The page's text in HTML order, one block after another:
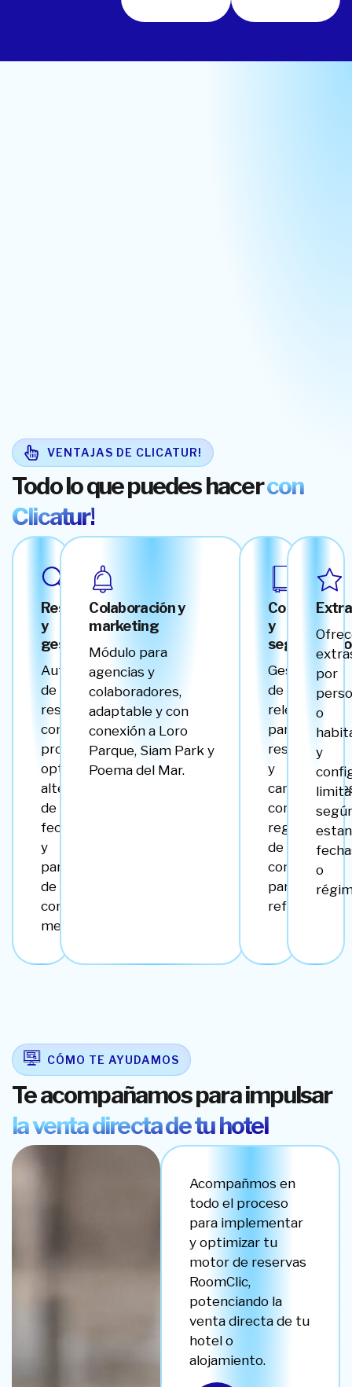
VENTAJAS DE CLICATUR!
Todo lo que puedes hacercon
Clicatur!
Reserva
y
gestión
Autogestión
de
reservas
con
proceso
optimizado,
alternativas
de
fechas
y
panel
de
control
mejorado.
Colaboración y
marketing
Módulo para
agencias y
colaboradores,
adaptable y con
conexión a Loro
Parque, Siam Park y
Poema del Mar.
Control
y
seguimiento
Gestión
de
releases
para
reservas
y
con
registro
de
comisiones
para
referidos.
por
o
y
o
CÓMO TE AYUDAMOS
Te acompañamos para impulsar
la venta directa de tu hotel
Acompañmos en
todo el proceso
para implementar
y optimizar tu
motor de reservas
RoomClic,
potenciando la
venta directa de tu
hotel o
alojamiento.